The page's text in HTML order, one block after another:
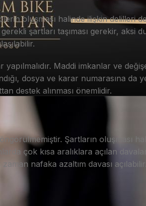
oluşması halinde ilişkin delilleri
şartları taşıması gerekir, aksi
Maddi imkanlar ve
dosya ve karar numarasına da
destek alınması önemlidir.
Şartların oluşması
çok kısa aralıklara açılan
nafaka azaltım davası açılabilir.